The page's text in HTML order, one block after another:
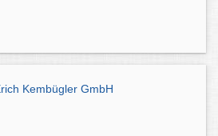
Kembügler GmbH